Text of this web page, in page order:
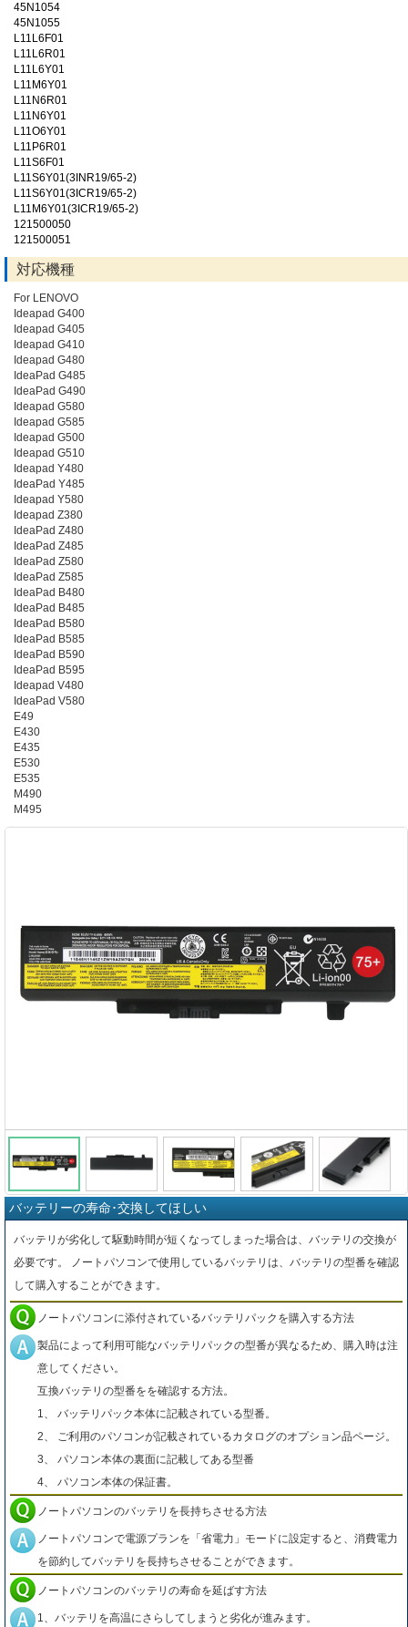
45N1054
45N1055
L11L6F01
L11L6R01
L11L6Y01
L11M6Y01
L11N6R01
L11N6Y01
L11O6Y01
L11P6R01
L11S6F01
L11S6Y01(3INR19/65-2)
L11S6Y01(3ICR19/65-2)
L11M6Y01(3ICR19/65-2)
121500050
121500051
対応機種
For LENOVO
Ideapad G400
Ideapad G405
Ideapad G410
Ideapad G480
IdeaPad G485
IdeaPad G490
Ideapad G580
Ideapad G585
Ideapad G500
Ideapad G510
Ideapad Y480
IdeaPad Y485
Ideapad Y580
Ideapad Z380
IdeaPad Z480
IdeaPad Z485
IdeaPad Z580
IdeaPad Z585
IdeaPad B480
IdeaPad B485
IdeaPad B580
IdeaPad B585
IdeaPad B590
IdeaPad B595
Ideapad V480
IdeaPad V580
E49
E430
E435
E530
E535
M490
M495
バッテリーの寿命･交換してほしい
バッテリが劣化して駆動時間が短くなってしまった場合は、バッテリの交換が
必要です。 ノートパソコンで使用しているバッテリは、バッテリの型番を確認
して購入することができます。
ノートパソコンに添付されているバッテリパックを購入する方法
製品によって利用可能なバッテリパックの型番が異なるため、購入時は注
意してください。
互換バッテリの型番をを確認する方法。
1、 バッテリパック本体に記載されている型番。
2、 ご利用のパソコンが記載されているカタログのオプション品ページ。
3、 パソコン本体の裏面に記載してある型番
4、 パソコン本体の保証書。
ノートパソコンのバッテリを長持ちさせる方法
ノートパソコンで電源プランを「省電力」モードに設定すると、消費電力
を節約してバッテリを長持ちさせることができます。
ノートパソコンのバッテリの寿命を延ばす方法
1、バッテリを高温にさらしてしまうと劣化が進みます。